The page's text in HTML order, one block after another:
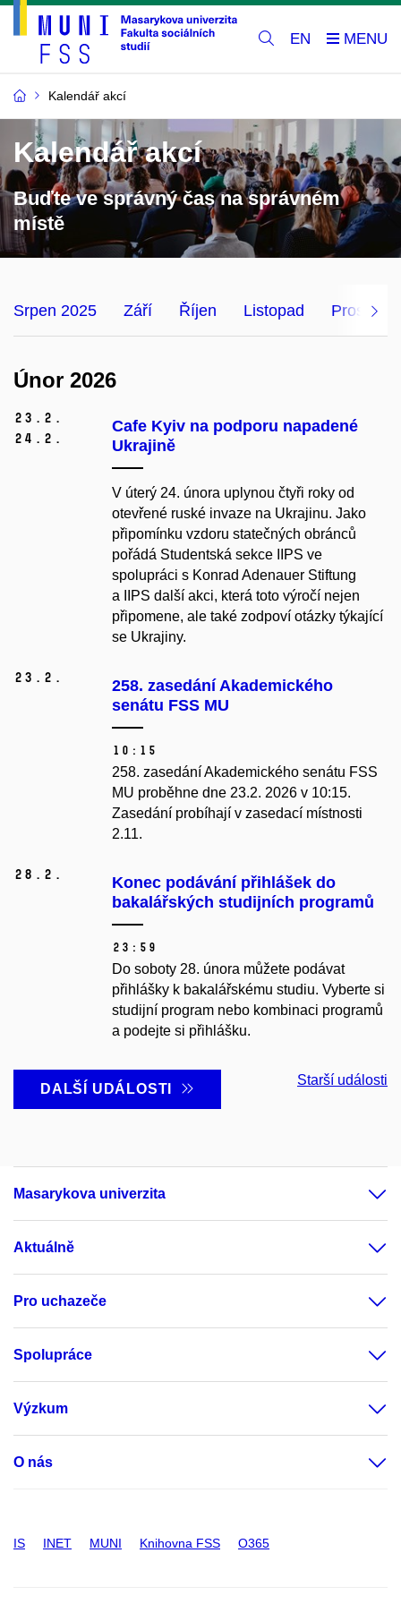
EN
Kalendář akcí
Kalendář akcí
Buďte ve správný čas na správném
místě
Srpen 2025 Září Říjen Listopad Prosinec
Únor 2026
23. 2.
24. 2.
Cafe Kyiv na podporu napadené
Ukrajině
V úterý 24. února uplynou čtyři roky od
otevřené ruské invaze na Ukrajinu. Jako
připomínku vzdoru statečných obránců
pořádá Studentská sekce IIPS ve
spolupráci s Konrad Adenauer Stiftung
a IIPS další akci, která toto výročí nejen
připomene, ale také zodpoví otázky týkající
se Ukrajiny.
23. 2.
258. zasedání Akademického
senátu FSS MU
10:15
258. zasedání Akademického senátu FSS
MU proběhne dne 23.2. 2026 v 10:15.
Zasedání probíhají v zasedací místnosti
2.11.
28. 2.
Konec podávání přihlášek do
bakalářských studijních programů
23:59
Do soboty 28. února můžete podávat
přihlášky k bakalářskému studiu. Vyberte si
studijní program nebo kombinaci programů
a podejte si přihlášku.
DALŠÍ UDÁLOSTI
Starší události
Masarykova univerzita
Aktuálně
Pro uchazeče
Spolupráce
Výzkum
O nás
IS INET MUNI Knihovna FSS O365